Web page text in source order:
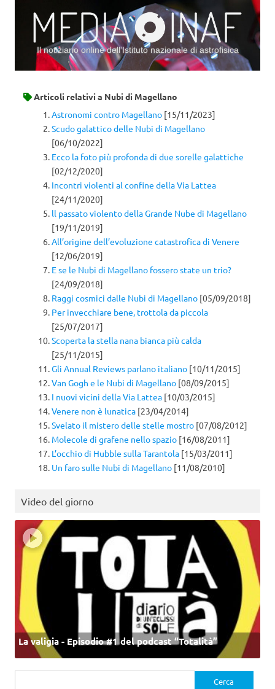
Il notiziario online dell’Istituto nazionale di astrofisica
Articoli relativi a Nubi di Magellano
Astronomi contro Magellano [15/11/2023]
Scudo galattico delle Nubi di Magellano
[06/10/2022]
Ecco la foto più profonda di due sorelle galattiche
[02/12/2020]
Incontri violenti al confine della Via Lattea
[24/11/2020]
ll passato violento della Grande Nube di Magellano
[19/11/2019]
All’origine dell’evoluzione catastrofica di Venere
[12/06/2019]
E se le Nubi di Magellano fossero state un trio?
[24/09/2018]
Raggi cosmici dalle Nubi di Magellano [05/09/2018]
Per invecchiare bene, trottola da piccola
[25/07/2017]
Scoperta la stella nana bianca più calda
[25/11/2015]
Gli Annual Reviews parlano italiano [10/11/2015]
Van Gogh e le Nubi di Magellano [08/09/2015]
I nuovi vicini della Via Lattea [10/03/2015]
Venere non è lunatica [23/04/2014]
Svelato il mistero delle stelle mostro [07/08/2012]
Molecole di grafene nello spazio [16/08/2011]
L’occhio di Hubble sulla Tarantola [15/03/2011]
Un faro sulle Nubi di Magellano [11/08/2010]
Video del giorno
La valigia - Episodio #1 del podcast “Totalità”